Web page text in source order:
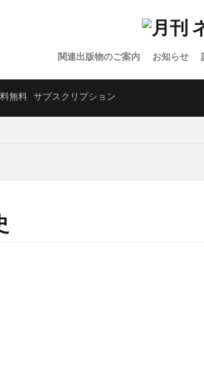
関連出版物のご案内 お知らせ
無料 サブスクリプション